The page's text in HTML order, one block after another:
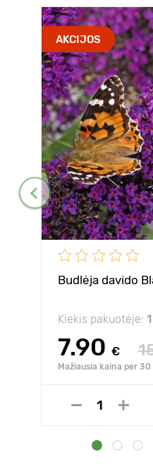
AKCIJOS
Budlėja davido
Kiekis pakuotėje:
7.90 €
Mažiausia kaina per